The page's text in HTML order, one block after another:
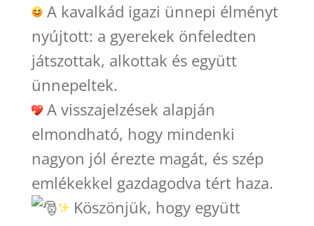
A kavalkád igazi ünnepi élményt
nyújtott: a gyerekek önfeledten
játszottak, alkottak és együtt
ünnepeltek.
A visszajelzések alapján
elmondható, hogy mindenki
nagyon jól érezte magát, és szép
emlékekkel gazdagodva tért haza.
Köszönjük, hogy együtt